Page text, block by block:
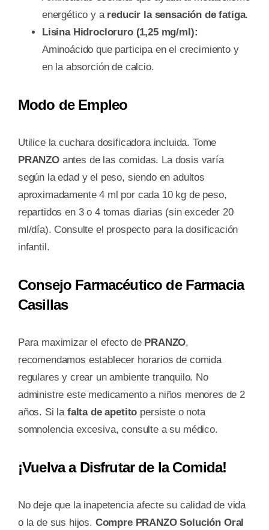
energético y a reducir la sensación de fatiga.
Lisina Hidrocloruro (1,25 mg/ml):
Aminoácido que participa en el crecimiento y
en la absorción de calcio.
Modo de Empleo
Utilice la cuchara dosificadora incluida. Tome
PRANZOantes de las comidas. La dosis varía
según la edad y el peso, siendo en adultos
aproximadamente 4 ml por cada 10 kg de peso,
repartidos en 3 o 4 tomas diarias (sin exceder 20
ml/día). Consulte el prospecto para la dosificación
infantil.
Consejo Farmacéutico de Farmacia
Casillas
Para maximizar el efecto de PRANZO,
recomendamos establecer horarios de comida
regulares y crear un ambiente tranquilo. No
administre este medicamento a niños menores de 2
años. Si la falta de apetito persiste o nota
somnolencia excesiva, consulte a su médico.
¡Vuelva a Disfrutar de la Comida!
No deje que la inapetencia afecte su calidad de vida
o la de sus hijos. Compre PRANZO Solución Oral